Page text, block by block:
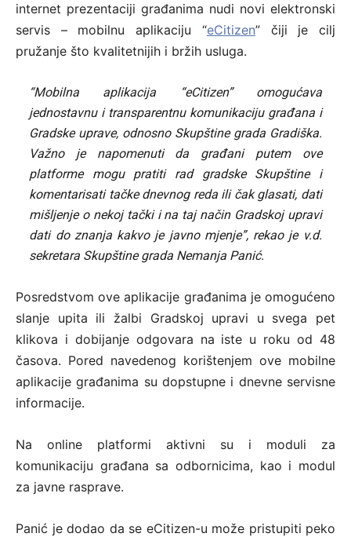
internet prezentaciji građanima nudi novi elektronski
servis – mobilnu aplikaciju “eCitizen” čiji je cilj
pružanje što kvalitetnijih i bržih usluga.
“Mobilna aplikacija “eCitizen” omogućava
jednostavnu i transparentnu komunikaciju građana i
Gradske uprave, odnosno Skupštine grada Gradiška.
Važno je napomenuti da građani putem ove
platforme mogu pratiti rad gradske Skupštine i
komentarisati tačke dnevnog reda ili čak glasati, dati
mišljenje o nekoj tački i na taj način Gradskoj upravi
dati do znanja kakvo je javno mjenje”, rekao je v.d.
sekretara Skupštine grada Nemanja Panić.
Posredstvom ove aplikacije građanima je omogućeno
slanje upita ili žalbi Gradskoj upravi u svega pet
klikova i dobijanje odgovara na iste u roku od 48
časova. Pored navedenog korištenjem ove mobilne
aplikacije građanima su dopstupne i dnevne servisne
informacije.
Na online platformi aktivni su i moduli za
komunikaciju građana sa odbornicima, kao i modul
za javne rasprave.
Panić je dodao da se eCitizen-u može pristupiti peko